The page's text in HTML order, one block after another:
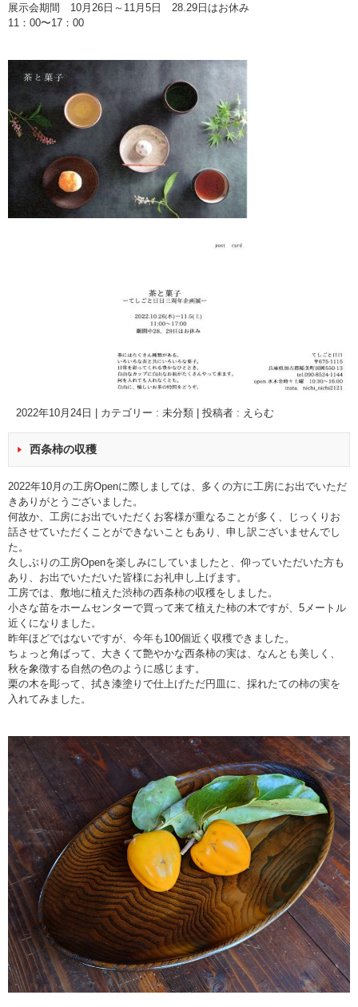
展示会期間 10月26日～11月5日 28.29日はお休み
11：00〜17：00
2022年10月24日 カテゴリー : 未分類 投稿者 : えらむ
西条柿の収穫
2022年10月の工房Openに際しましては、多くの方に工房にお出でいただ
きありがとうございました。
何故か、工房にお出でいただくお客様が重なることが多く、じっくりお
話させていただくことができないこともあり、申し訳ございませんでし
た。
久しぶりの工房Openを楽しみにしていましたと、仰っていただいた方も
あり、お出でいただいた皆様にお礼申し上げます。
工房では、敷地に植えた渋柿の西条柿の収穫をしました。
小さな苗をホームセンターで買って来て植えた柿の木ですが、5メートル
近くになりました。
昨年ほどではないですが、今年も100個近く収穫できました。
ちょっと角ばって、大きくて艶やかな西条柿の実は、なんとも美しく、
秋を象徴する自然の色のように感じます。
栗の木を彫って、拭き漆塗りで仕上げただ円皿に、採れたての柿の実を
入れてみました。